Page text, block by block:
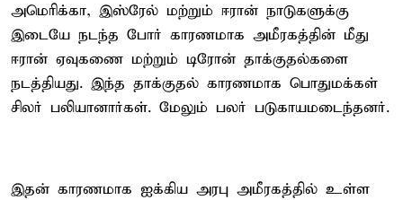
அமெரிக்கா, இஸ்ரேல் மற்றும் ஈரான் நாடுகளுக்கு
இடையே நடந்த போர் காரணமாக அமீரகத்தின் மீது
ஈரான் ஏவுகணை மற்றும் டிரோன் தாக்குதல்களை
நடத்தியது. இந்த தாக்குதல் காரணமாக பொதுமக்கள்
சிலர் பலியானார்கள். மேலும் பலர் படுகாயமடைந்தனர்.
இதன் காரணமாக ஐக்கிய அரபு அமீரகத்தில் உள்ள